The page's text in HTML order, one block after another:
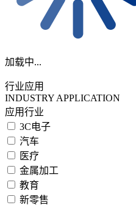
加载中...
行业应用
INDUSTRY APPLICATION
应用行业
3C电子
汽车
医疗
金属加工
教育
新零售